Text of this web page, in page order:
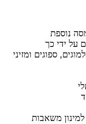
נוספת
על ידי כך
ספוגים ומזיני
משאבות